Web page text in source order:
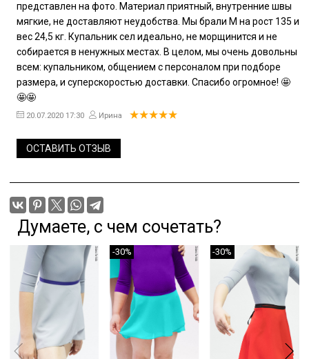
представлен на фото. Материал приятный, внутренние швы
мягкие, не доставляют неудобства. Мы брали М на рост 135 и
вес 24,5 кг. Купальник сел идеально, не морщинится и не
собирается в ненужных местах. В целом, мы очень довольны
всем: купальником, общением с персоналом при подборе
размера, и суперскоростью доставки. Спасибо огромное! 🤩
🤩🤩
20.07.2020 17:30 Ирина
ОСТАВИТЬ ОТЗЫВ
Думаете, с чем сочетать?
-30% -30%